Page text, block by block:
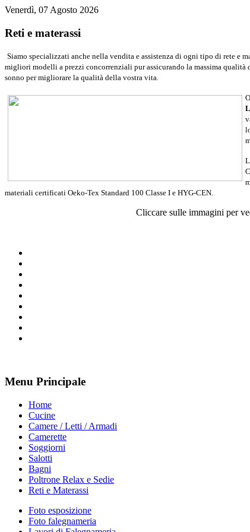
Venerdì, 07 Agosto 2026
Reti e materassi
Siamo specializzati anche nella vendita e assistenza di ogni tipo di rete e
migliori modelli a prezzi concorrenziali pur assicurando la massima
sonno per migliorare la qualità della vostra vita.
materiali certificati Oeko-Tex Standard 100 Classe I e HYG-CEN.
Cliccare sulle immagini per
Menu Principale
Home
Cucine
Camere / Letti / Armadi
Camerette
Soggiorni
Salotti
Bagni
Poltrone Relax e Sedie
Reti e Materassi
Foto esposizione
Foto falegnameria